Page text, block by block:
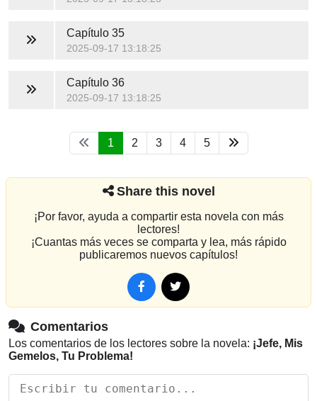
Capítulo 35
2025-09-17 13:18:25
Capítulo 36
2025-09-17 13:18:25
1 2 3 4 5
Share this novel
¡Por favor, ayuda a compartir esta novela con más
lectores!
¡Cuantas más veces se comparta y lea, más rápido
publicaremos nuevos capítulos!
Comentarios
Los comentarios de los lectores sobre la novela: ¡Jefe, Mis
Gemelos, Tu Problema!